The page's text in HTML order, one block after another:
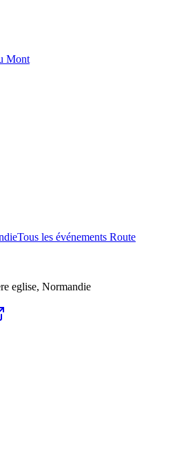
Mont
Tous les événements Route
eglise, Normandie